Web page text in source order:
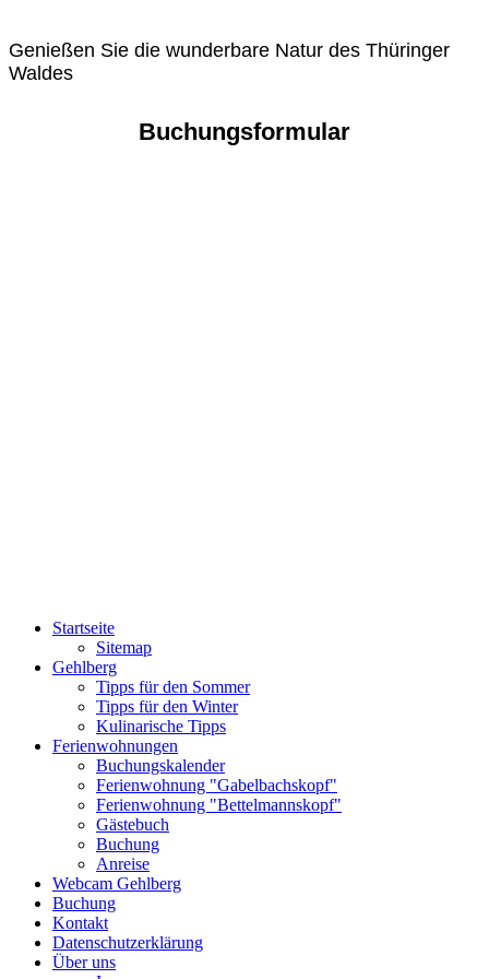
Genießen Sie die wunderbare Natur des Thüringer
Waldes
Buchungsformular
Startseite
Sitemap
Gehlberg
Tipps für den Sommer
Tipps für den Winter
Kulinarische Tipps
Ferienwohnungen
Buchungskalender
Ferienwohnung "Gabelbachskopf"
Ferienwohnung "Bettelmannskopf"
Gästebuch
Buchung
Anreise
Webcam Gehlberg
Buchung
Kontakt
Datenschutzerklärung
Über uns